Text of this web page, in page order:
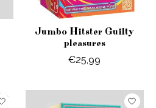
Jumbo Hitster Guilty
pleasures
€25,99